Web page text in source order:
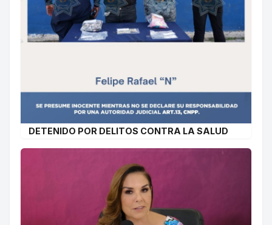
DETENIDO POR DELITOS CONTRA LA SALUD